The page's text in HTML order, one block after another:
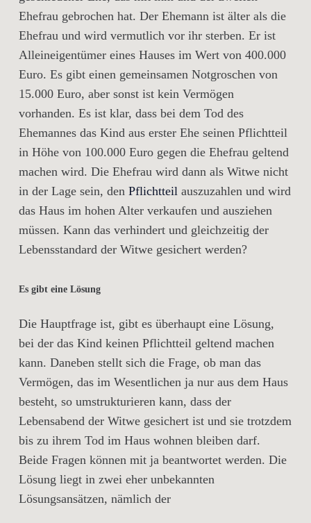
Ehefrau gebrochen hat. Der Ehemann ist älter als die
Ehefrau und wird vermutlich vor ihr sterben. Er ist
Alleineigentümer eines Hauses im Wert von 400.000
Euro. Es gibt einen gemeinsamen Notgroschen von
15.000 Euro, aber sonst ist kein Vermögen
vorhanden. Es ist klar, dass bei dem Tod des
Ehemannes das Kind aus erster Ehe seinen Pflichtteil
in Höhe von 100.000 Euro gegen die Ehefrau geltend
machen wird. Die Ehefrau wird dann als Witwe nicht
in der Lage sein, den Pflichtteil auszuzahlen und wird
das Haus im hohen Alter verkaufen und ausziehen
müssen. Kann das verhindert und gleichzeitig der
Lebensstandard der Witwe gesichert werden?
Es gibt eine Lösung
Die Hauptfrage ist, gibt es überhaupt eine Lösung,
bei der das Kind keinen Pflichtteil geltend machen
kann. Daneben stellt sich die Frage, ob man das
Vermögen, das im Wesentlichen ja nur aus dem Haus
besteht, so umstrukturieren kann, dass der
Lebensabend der Witwe gesichert ist und sie trotzdem
bis zu ihrem Tod im Haus wohnen bleiben darf.
Beide Fragen können mit ja beantwortet werden. Die
Lösung liegt in zwei eher unbekannten
Lösungsansätzen, nämlich der